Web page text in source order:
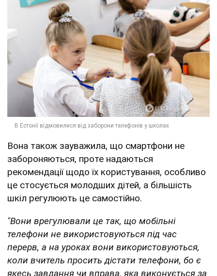
Вона також зауважила, що смартфони не
забороняються, проте надаються
рекомендації щодо їх користування, особливо
це стосується молодших дітей, а більшість
шкіл регулюють це самостійно.
"Вони врегулювали це так, що мобільні
телефони не використовуються під час
перерв, а на уроках вони використовуються,
коли вчитель просить дістати телефони, бо є
якесь завдання чи вправа, яка виконується за